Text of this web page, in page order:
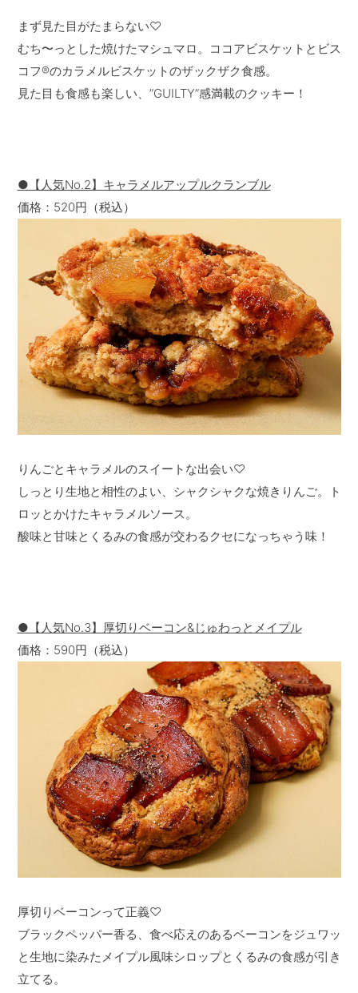
まず見た目がたまらない♡
むち〜っとした焼けたマシュマロ。ココアビスケットとビス
コフ®️のカラメルビスケットのザックザク食感。
見た目も食感も楽しい、”GUILTY”感満載のクッキー！
●【人気No.2】キャラメルアップルクランブル
価格：520円（税込）
りんごとキャラメルのスイートな出会い♡
しっとり生地と相性のよい、シャクシャクな焼きりんご。ト
ロッとかけたキャラメルソース。
酸味と甘味とくるみの食感が交わるクセになっちゃう味！
●【人気No.3】厚切りベーコン&じゅわっとメイプル
価格：590円（税込）
厚切りベーコンって正義♡
ブラックペッパー香る、食べ応えのあるベーコンをジュワッ
と生地に染みたメイプル風味シロップとくるみの食感が引き
立てる。